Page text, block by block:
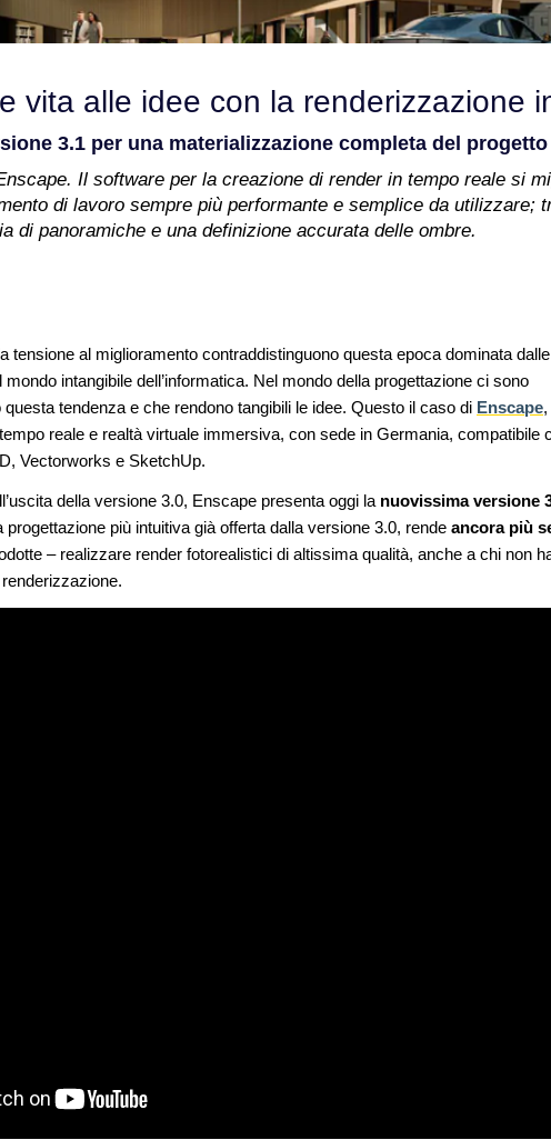
vita alle idee con la renderizzazione
3.1 per una materializzazione completa del progetto
Il software per la creazione di render in tempo reale si
di lavoro sempre più performante e semplice da utilizzare;
di panoramiche e una definizione accurata delle ombre.
tensione al miglioramento contraddistinguono questa epoca dominata dalle
intangibile dell’informatica. Nel mondo della progettazione ci sono
tendenza e che rendono tangibili le idee. Questo il caso di Enscape
reale e realtà virtuale immersiva, con sede in Germania, compatibile
Vectorworks e SketchUp.
della versione 3.0, Enscape presenta oggi la nuovissima versione
progettazione più intuitiva già offerta dalla versione 3.0, rende ancora più
– realizzare render fotorealistici di altissima qualità, anche a chi non